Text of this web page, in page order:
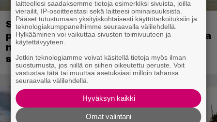
Sony kertoo kuulleensa PlayStation-
pelilevyjen valmistuksen lopettamisesta
nousseen kritiikin – aikoo silti pysyä
suunnitelmassaan
laitteellesi saadaksemme tietoja esimerkiksi sivuista, joilla
vierailit, IP-osoitteestasi sekä laitteesi ominaisuuksista.
Pääset tutustumaan yksityiskohtaisesti käyttötarkoituksiin ja
teknologiakumppaneihimme seuraavalla välilehdellä.
Hylkääminen voi vaikuttaa sivuston toimivuuteen ja
käytettävyyteen.
Jotkin teknologiamme voivat käsitellä tietoja myös ilman
suostumusta, jos niillä on siihen oikeutettu peruste. Voit
vastustaa tätä tai muuttaa asetuksiasi milloin tahansa
seuraavalla välilehdellä.
Hyväksyn kaikki
Omat valintani